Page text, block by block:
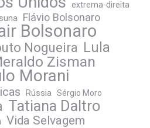
extrema-direita
Flávio Bolsonaro
Bolsonaro
Nogueira Lula
Zisman
Morani
Rússia Sérgio Moro
Tatiana Daltro
Vida Selvagem